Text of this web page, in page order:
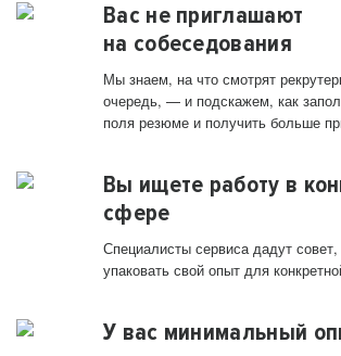
Вас не приглашают
на собеседования
Мы знаем, на что смотрят
очередь, — и подскажем, как
поля резюме и получить больше
Вы ищете работу в
сфере
Специалисты сервиса дадут
упаковать свой опыт для
У вас минимальный